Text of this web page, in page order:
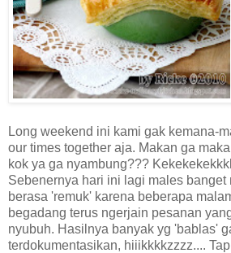
Long weekend ini kami gak kemana-
our times together aja. Makan ga
kok ya ga nyambung???
Sebenernya hari ini lagi males banget
berasa 'remuk' karena beberapa
begadang terus ngerjain pesanan
nyubuh. Hasilnya banyak yg 'bablas'
terdokumentasikan, hiiikkkkzzzz....